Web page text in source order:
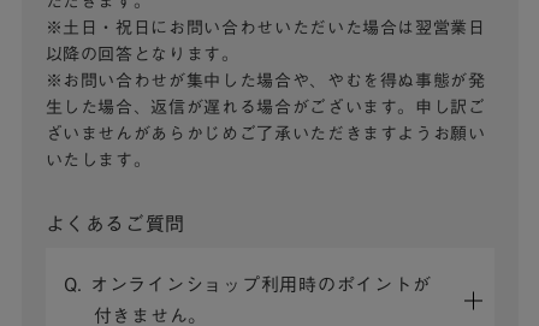
※土日・祝日にお問い合わせいただいた場合は翌営業日
以降の回答となります。
※お問い合わせが集中した場合や、やむを得ぬ事態が発
生した場合、返信が遅れる場合がございます。申し訳ご
ざいませんがあらかじめご了承いただきますようお願い
いたします。
よくあるご質問
Q. オンラインショップ利用時のポイントが
付きません。